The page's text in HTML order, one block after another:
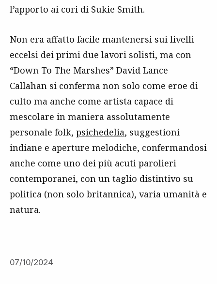
l’apporto ai cori di Sukie Smith.
Non era affatto facile mantenersi sui livelli
eccelsi dei primi due lavori solisti, ma con
“Down To The Marshes” David Lance
Callahan si conferma non solo come eroe di
culto ma anche come artista capace di
mescolare in maniera assolutamente
personale folk, psichedelia, suggestioni
indiane e aperture melodiche, confermandosi
anche come uno dei più acuti parolieri
contemporanei, con un taglio distintivo su
politica (non solo britannica), varia umanità e
natura.
07/10/2024